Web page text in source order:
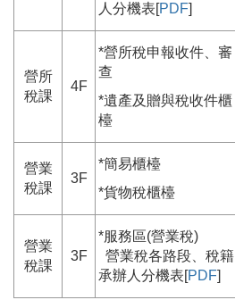
人分機表[PDF]
營所
稅課
4F
*營所稅申報收件、審
查
*遺產及贈與稅收件櫃
檯
營業
稅課
3F
*簡易櫃檯
*貨物稅櫃檯
營業
稅課
3F
*服務區(營業稅)
營業稅各路段、稅籍
承辦人分機表[PDF]